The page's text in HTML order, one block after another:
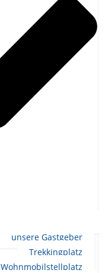
unsere Gastgeber
Trekkingplatz
Wohnmobilstellplatz